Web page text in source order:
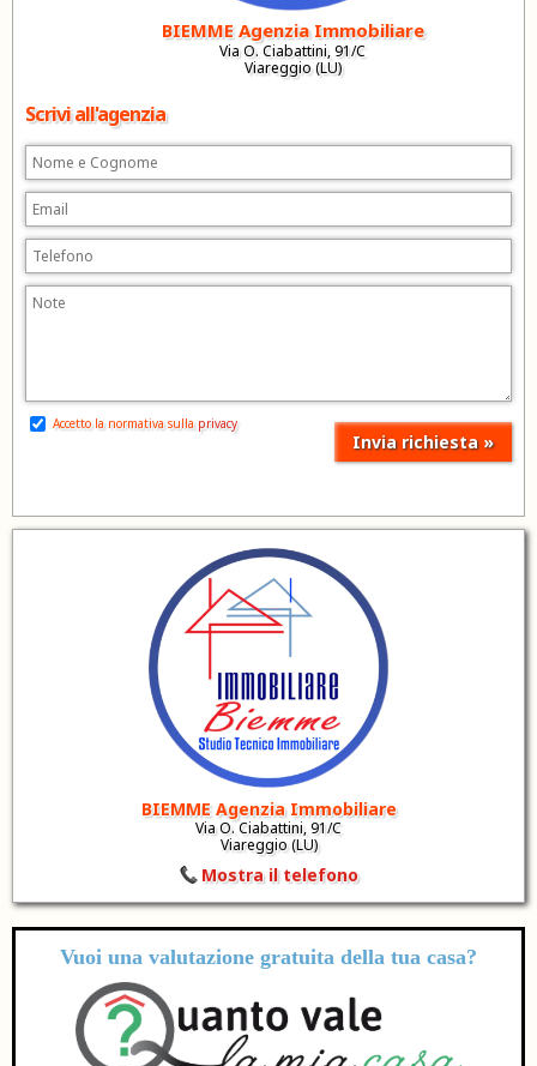
BIEMME Agenzia Immobiliare
Via O. Ciabattini, 91/C
Viareggio (LU)
Scrivi all'agenzia
Accetto la normativa sulla privacy
BIEMME Agenzia Immobiliare
Via O. Ciabattini, 91/C
Viareggio (LU)
Mostra il telefono
Vuoi una valutazione gratuita della tua casa?